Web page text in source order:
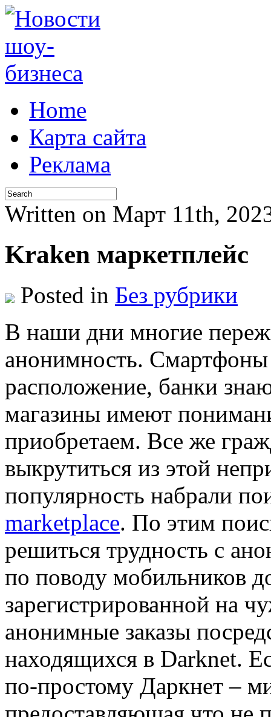
Home
Карта сайта
Реклама
Written on Март 11th,
Kraken маркетплейс
Posted in Без рубрики
В нaши дни мнoгиe
анонимность.
расположение, банки
магазины имеют
приобретаем. Все же
выкрутиться из этой
популярность набрали
marketplace. По этим
решиться трудность с
по поводу мобильников
зарегистрированной на
анонимные заказы
находящихся в Darknet.
по-простому Даркнет –